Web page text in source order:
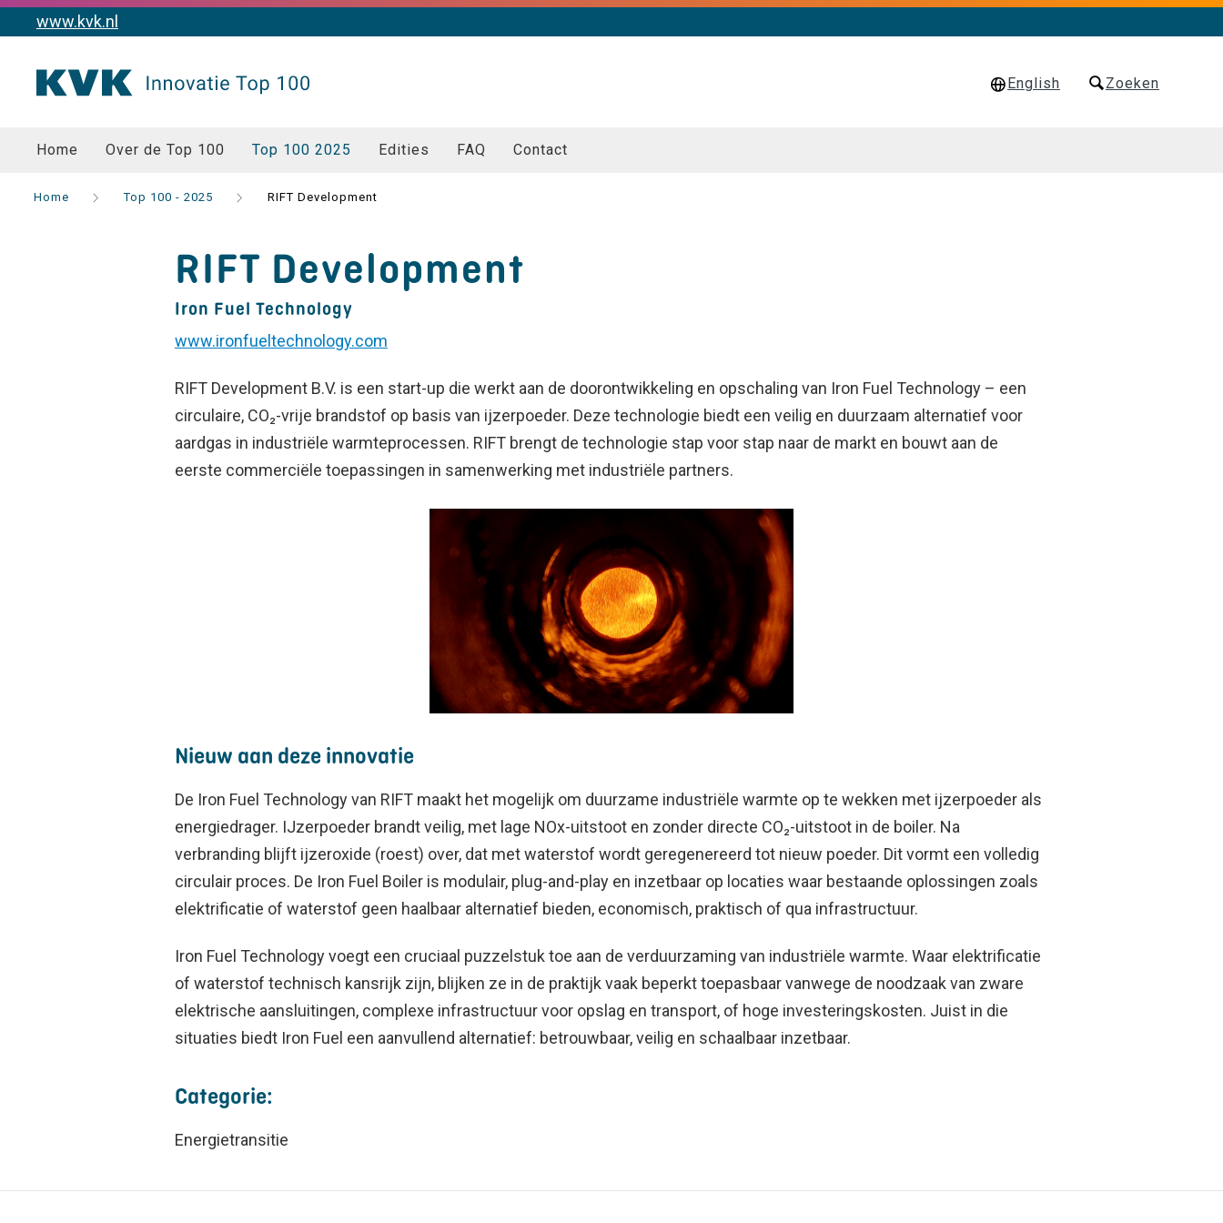
www.kvk.nl
English Zoeken
Home Over de Top 100 Top 100 2025 Edities FAQ Contact
Home Top 100 - 2025 RIFT Development
RIFT Development
Iron Fuel Technology
www.ironfueltechnology.com
RIFT Development B.V. is een start-up die werkt aan de doorontwikkeling en opschaling van Iron Fuel Technology – een
circulaire, CO₂-vrije brandstof op basis van ijzerpoeder. Deze technologie biedt een veilig en duurzaam alternatief voor
aardgas in industriële warmteprocessen. RIFT brengt de technologie stap voor stap naar de markt en bouwt aan de
eerste commerciële toepassingen in samenwerking met industriële partners.
Nieuw aan deze innovatie
De Iron Fuel Technology van RIFT maakt het mogelijk om duurzame industriële warmte op te wekken met ijzerpoeder als
energiedrager. IJzerpoeder brandt veilig, met lage NOx-uitstoot en zonder directe CO₂-uitstoot in de boiler. Na
verbranding blijft ijzeroxide (roest) over, dat met waterstof wordt geregenereerd tot nieuw poeder. Dit vormt een volledig
circulair proces. De Iron Fuel Boiler is modulair, plug-and-play en inzetbaar op locaties waar bestaande oplossingen zoals
elektrificatie of waterstof geen haalbaar alternatief bieden, economisch, praktisch of qua infrastructuur.
Iron Fuel Technology voegt een cruciaal puzzelstuk toe aan de verduurzaming van industriële warmte. Waar elektrificatie
of waterstof technisch kansrijk zijn, blijken ze in de praktijk vaak beperkt toepasbaar vanwege de noodzaak van zware
elektrische aansluitingen, complexe infrastructuur voor opslag en transport, of hoge investeringskosten. Juist in die
situaties biedt Iron Fuel een aanvullend alternatief: betrouwbaar, veilig en schaalbaar inzetbaar.
Categorie:
Energietransitie